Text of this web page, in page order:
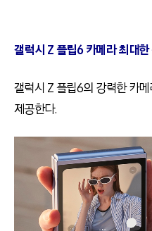
갤럭시 Z 플립6 카메라 최대한
갤럭시 Z플립6의 강력한 카
제공한다.